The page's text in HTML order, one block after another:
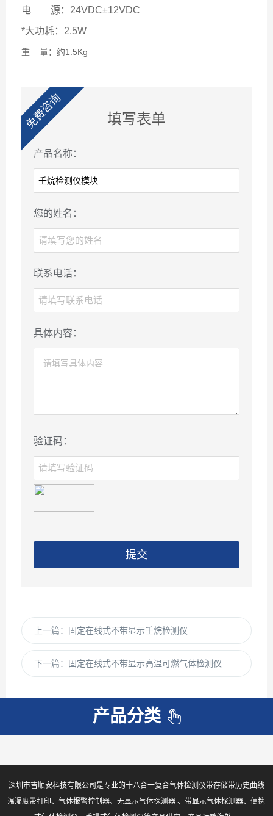
电 源：24VDC±12VDC
*大功耗：2.5W
重 量：约1.5Kg
免费咨询 填写表单
产品名称：
您的姓名：
联系电话：
具体内容：
验证码：
提交
上一篇： 固定在线式不带显示壬烷检测仪
下一篇： 固定在线式不带显示高温可燃气体检测仪
产品分类
深圳市吉顺安科技有限公司是专业的十八合一复合气体检测仪带存储带历史曲线
温湿度带打印、气体报警控制器、无显示气体探测器 、带显示气体探测器、便携